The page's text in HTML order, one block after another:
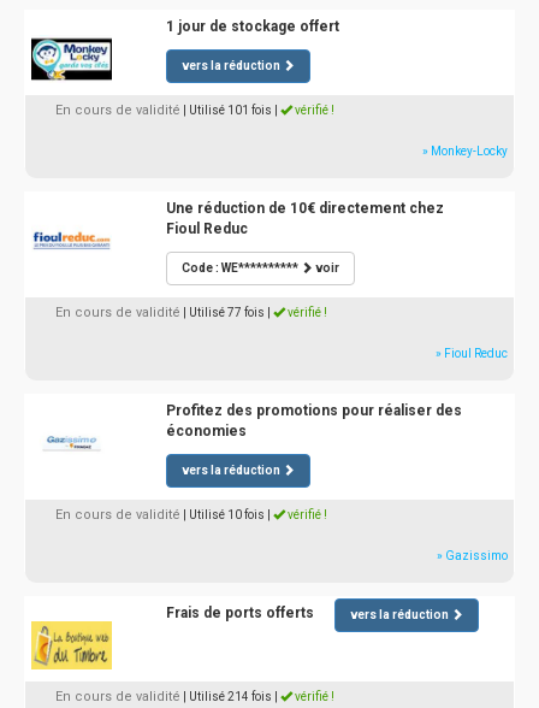
1 jour de stockage offert
vers la réduction
En cours de validité | Utilisé 101 fois vérifié !
» Monkey-Locky
Une réduction de 10€ directement chez
Fioul Reduc
Code : WE********** voir
En cours de validité | Utilisé 77 fois vérifié !
» Fioul Reduc
Profitez des promotions pour réaliser des
économies
vers la réduction
En cours de validité | Utilisé 10 fois vérifié !
» Gazissimo
Frais de ports offerts vers la réduction
En cours de validité | Utilisé 214 fois vérifié !